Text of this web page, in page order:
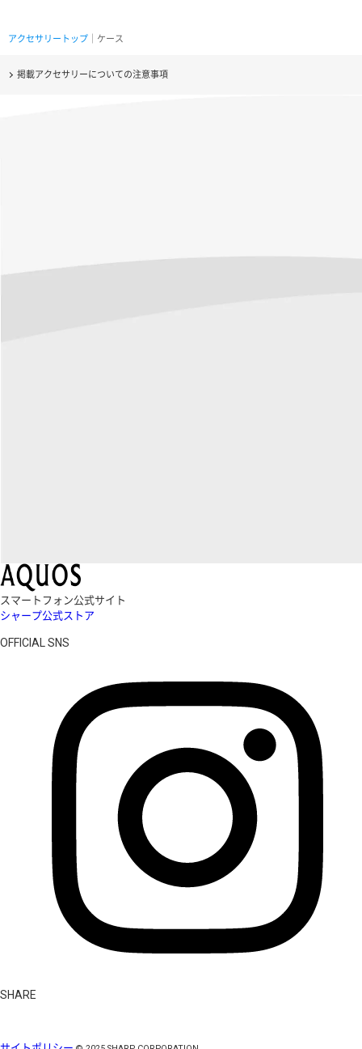
アクセサリートップ ｜ケース
掲載アクセサリーについての注意事項
スマートフォン公式サイト
シャープ公式ストア
OFFICIAL SNS
SHARE